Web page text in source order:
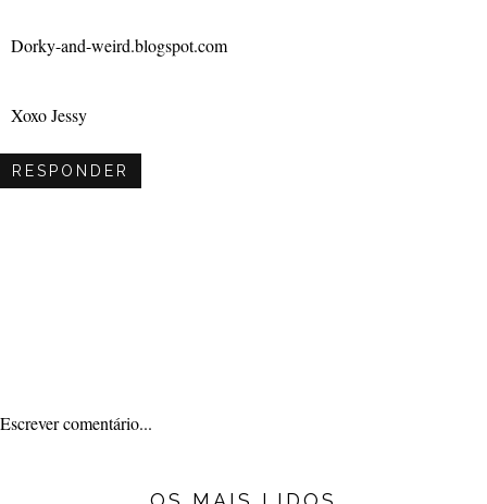
Dorky-and-weird.blogspot.com
Xoxo Jessy
RESPONDER
Escrever comentário...